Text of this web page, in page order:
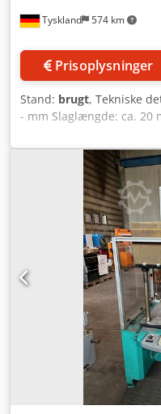
Tyskland 574 km
Prisoplysninger
Stand: brugt, Tekniske
- mm Slaglængde: ca. 20
Maskindimensioner: L:
Acsu Nftgeqewa
Anvendelsesområde:
kabler og klimaledninger
Pressecylinder: stempel
udtrækslængde ca. 20
40 mm; længde = 90 mm
Udstyr: - Værktøjskasse
værktøjskæber, se billede